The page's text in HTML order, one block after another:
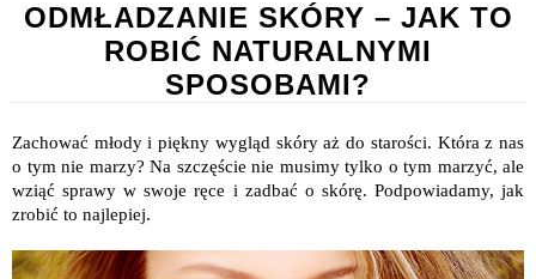
ODMŁADZANIE SKÓRY – JAK TO
ROBIĆ NATURALNYMI
SPOSOBAMI?
Zachować młody i piękny wygląd skóry aż do starości. Która z nas
o tym nie marzy? Na szczęście nie musimy tylko o tym marzyć, ale
wziąć sprawy w swoje ręce i zadbać o skórę. Podpowiadamy, jak
zrobić to najlepiej.